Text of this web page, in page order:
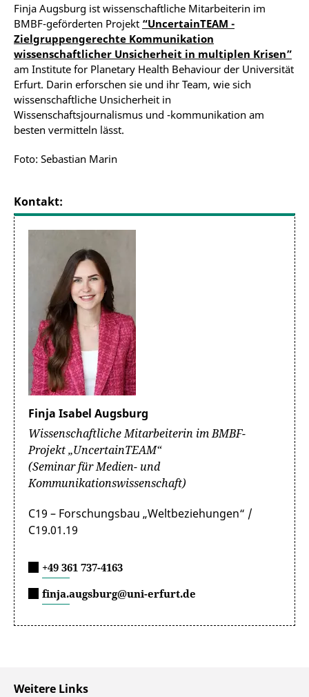
Finja Augsburg ist wissenschaftliche Mitarbeiterin im
BMBF-geförderten Projekt “UncertainTEAM -
Zielgruppengerechte Kommunikation
wissenschaftlicher Unsicherheit in multiplen Krisen”
am Institute for Planetary Health Behaviour der Universität
Erfurt. Darin erforschen sie und ihr Team, wie sich
wissenschaftliche Unsicherheit in
Wissenschaftsjournalismus und -kommunikation am
besten vermitteln lässt.
Foto: Sebastian Marin
Kontakt:
Finja Isabel Augsburg
Wissenschaftliche Mitarbeiterin im BMBF-
Projekt „UncertainTEAM“
(Seminar für Medien- und
Kommunikationswissenschaft)
C19 – Forschungsbau „Weltbeziehungen“ /
C19.01.19
+49 361 737-4163
finja.augsburg@uni-erfurt.de
Weitere Links